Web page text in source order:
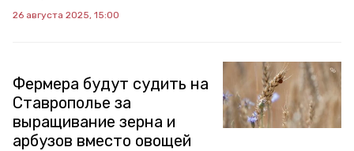
26 августа 2025, 15:00
Фермера будут судить на
Ставрополье за
выращивание зерна и
арбузов вместо овощей